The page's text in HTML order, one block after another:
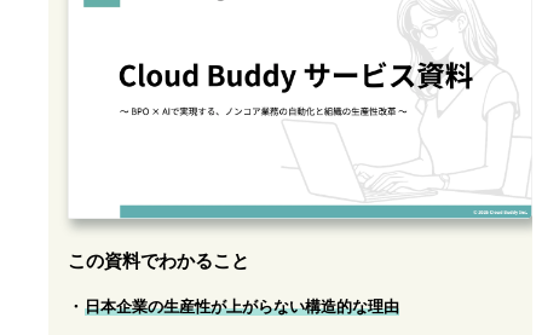
この資料でわかること
日本企業の生産性が上がらない構造的な理由